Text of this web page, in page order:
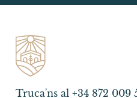
Truca'ns al +34 872 009